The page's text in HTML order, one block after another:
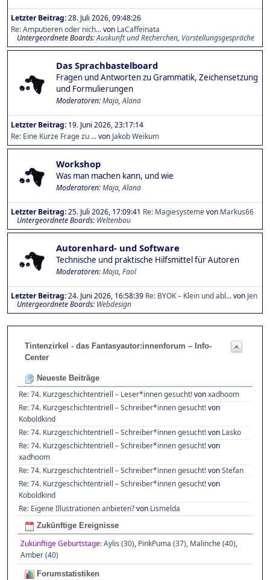
Letzter Beitrag:28. Juli 2026, 09:48:26
Re: Amputieren oder nich...von LaCaffeinata
Untergeordnete Boards Auskunft und Recherchen Vorstellungsgespräche
Das Sprachbastelboard
Fragen und Antworten zu Grammatik, Zeichensetzung
und Formulierungen
Moderatoren:Maja,Alana
Letzter Beitrag: 19. Juni 2026, 23:17:14
Re: Eine Kurze Frage zu ...von Jakob Weikum
Workshop
Was man machen kann, und wie
Moderatoren:Maja,Alana
Letzter Beitrag:25. Juli 2026, 17:09:41 Re: Magiesystemevon Markus66
Untergeordnete Boards Weltenbau
Autorenhard- und Software
Technische und praktische Hilfsmittel für Autoren
Moderatoren:Maja, Faol
Letzter Beitrag:24. Juni 2026, 16:58:39 Re: BYOK – Klein und abl...von Jen
Untergeordnete Boards Webdesign
Tintenzirkel - das Fantasyautor:innenforum – Info-
Center
Neueste Beiträge
Re: 74. Kurzgeschichtentriell – Leser*innen gesucht!vonxadhoom
Re: 74. Kurzgeschichtentriell – Schreiber*innen gesucht!von
Koboldkind
Re: 74. Kurzgeschichtentriell – Schreiber*innen gesucht!von Lasko
Re: 74. Kurzgeschichtentriell – Schreiber*innen gesucht!von
xadhoom
Re: 74. Kurzgeschichtentriell – Schreiber*innen gesucht!vonStefan
Re: 74. Kurzgeschichtentriell – Schreiber*innen gesucht!von
Koboldkind
Re: Eigene Illustrationen anbieten?von Lismelda
Zukünftige Ereignisse
Zukünftige Geburtstage:Aylis (30), PinkPuma (37), Malinche (40),
Amber (40)
Forumstatistiken